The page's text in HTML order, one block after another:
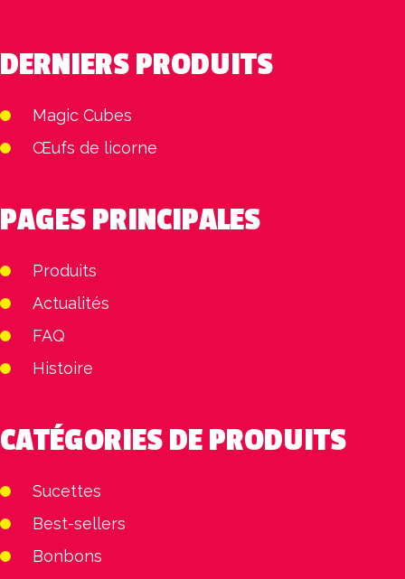
DERNIERS PRODUITS
Magic Cubes
Œufs de licorne
PAGES PRINCIPALES
Produits
Actualités
FAQ
Histoire
CATÉGORIES DE PRODUITS
Sucettes
Best-sellers
Bonbons